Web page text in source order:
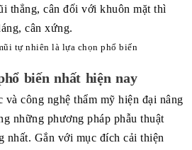
thẳng, cân đối với khuôn mặt thì
cân xứng.
biến nhất hiện nay
công nghệ thẩm mỹ hiện đại nâng
những phương pháp phẫu thuật
nhất. Gắn với mục đích cải thiện